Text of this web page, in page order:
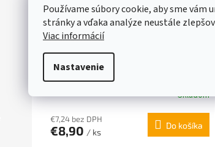
Používame súbory cookie, aby sme
stránky a vďaka analýze neustále
Viac informácií
Nastavenie
OLEJ 10W-30 1,0L MTD
Skladom
€7,24 bez DPH
€8,90 / ks
Do košíka